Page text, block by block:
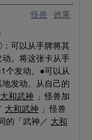
怪兽 效果
可以从手牌将其
动。将这张卡从手
个发动。●可以从
地发动。从自己的
大和武神 」怪兽加
大和武神 」怪兽
的「武神／ 大和